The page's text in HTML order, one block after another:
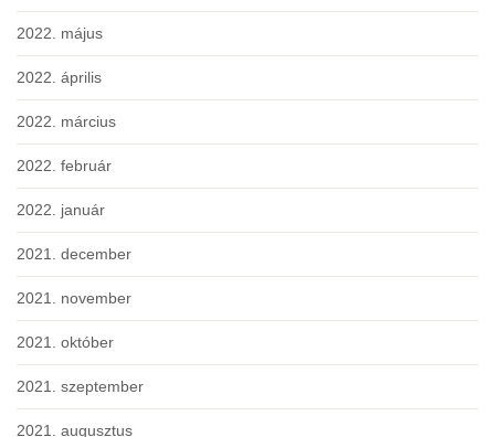
2022. május
2022. április
2022. március
2022. február
2022. január
2021. december
2021. november
2021. október
2021. szeptember
2021. augusztus